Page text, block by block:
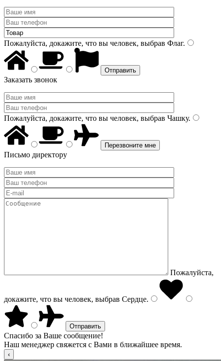
Пожалуйста, докажите, что вы человек, выбрав Флаг.
Заказать звонок
Пожалуйста, докажите, что вы человек, выбрав Чашку.
Письмо директору
Пожалуйста,
докажите, что вы человек, выбрав Сердце.
Спасибо за Ваше сообщение!
Наш менеджер свяжется с Вами в ближайшее время.